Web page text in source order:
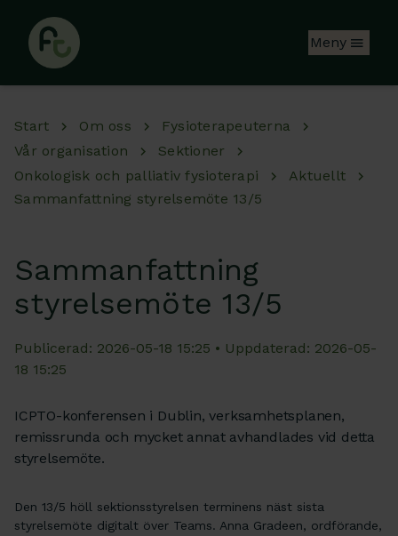
Meny
Start Om oss
Fysioterapeuterna
Vår organisation
Sektioner
Onkologisk och palliativ fysioterapi
Aktuellt
Sammanfattning styrelsemöte 13/5
Sammanfattning
styrelsemöte 13/5
Publicerad: 2026-05-18 15:25 • Uppdaterad: 2026-05-
18 15:25
ICPTO-konferensen i Dublin, verksamhetsplanen,
remissrunda och mycket annat avhandlades vid detta
styrelsemöte.
Den 13/5 höll sektionsstyrelsen terminens näst sista
styrelsemöte digitalt över Teams. Anna Gradeen, ordförande,